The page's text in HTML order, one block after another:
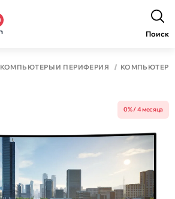
Поиск
КОМПЬЮТЕРЫ И ПЕРИФЕРИЯ КОМПЬЮТЕРЫ
0% / 4 месяца